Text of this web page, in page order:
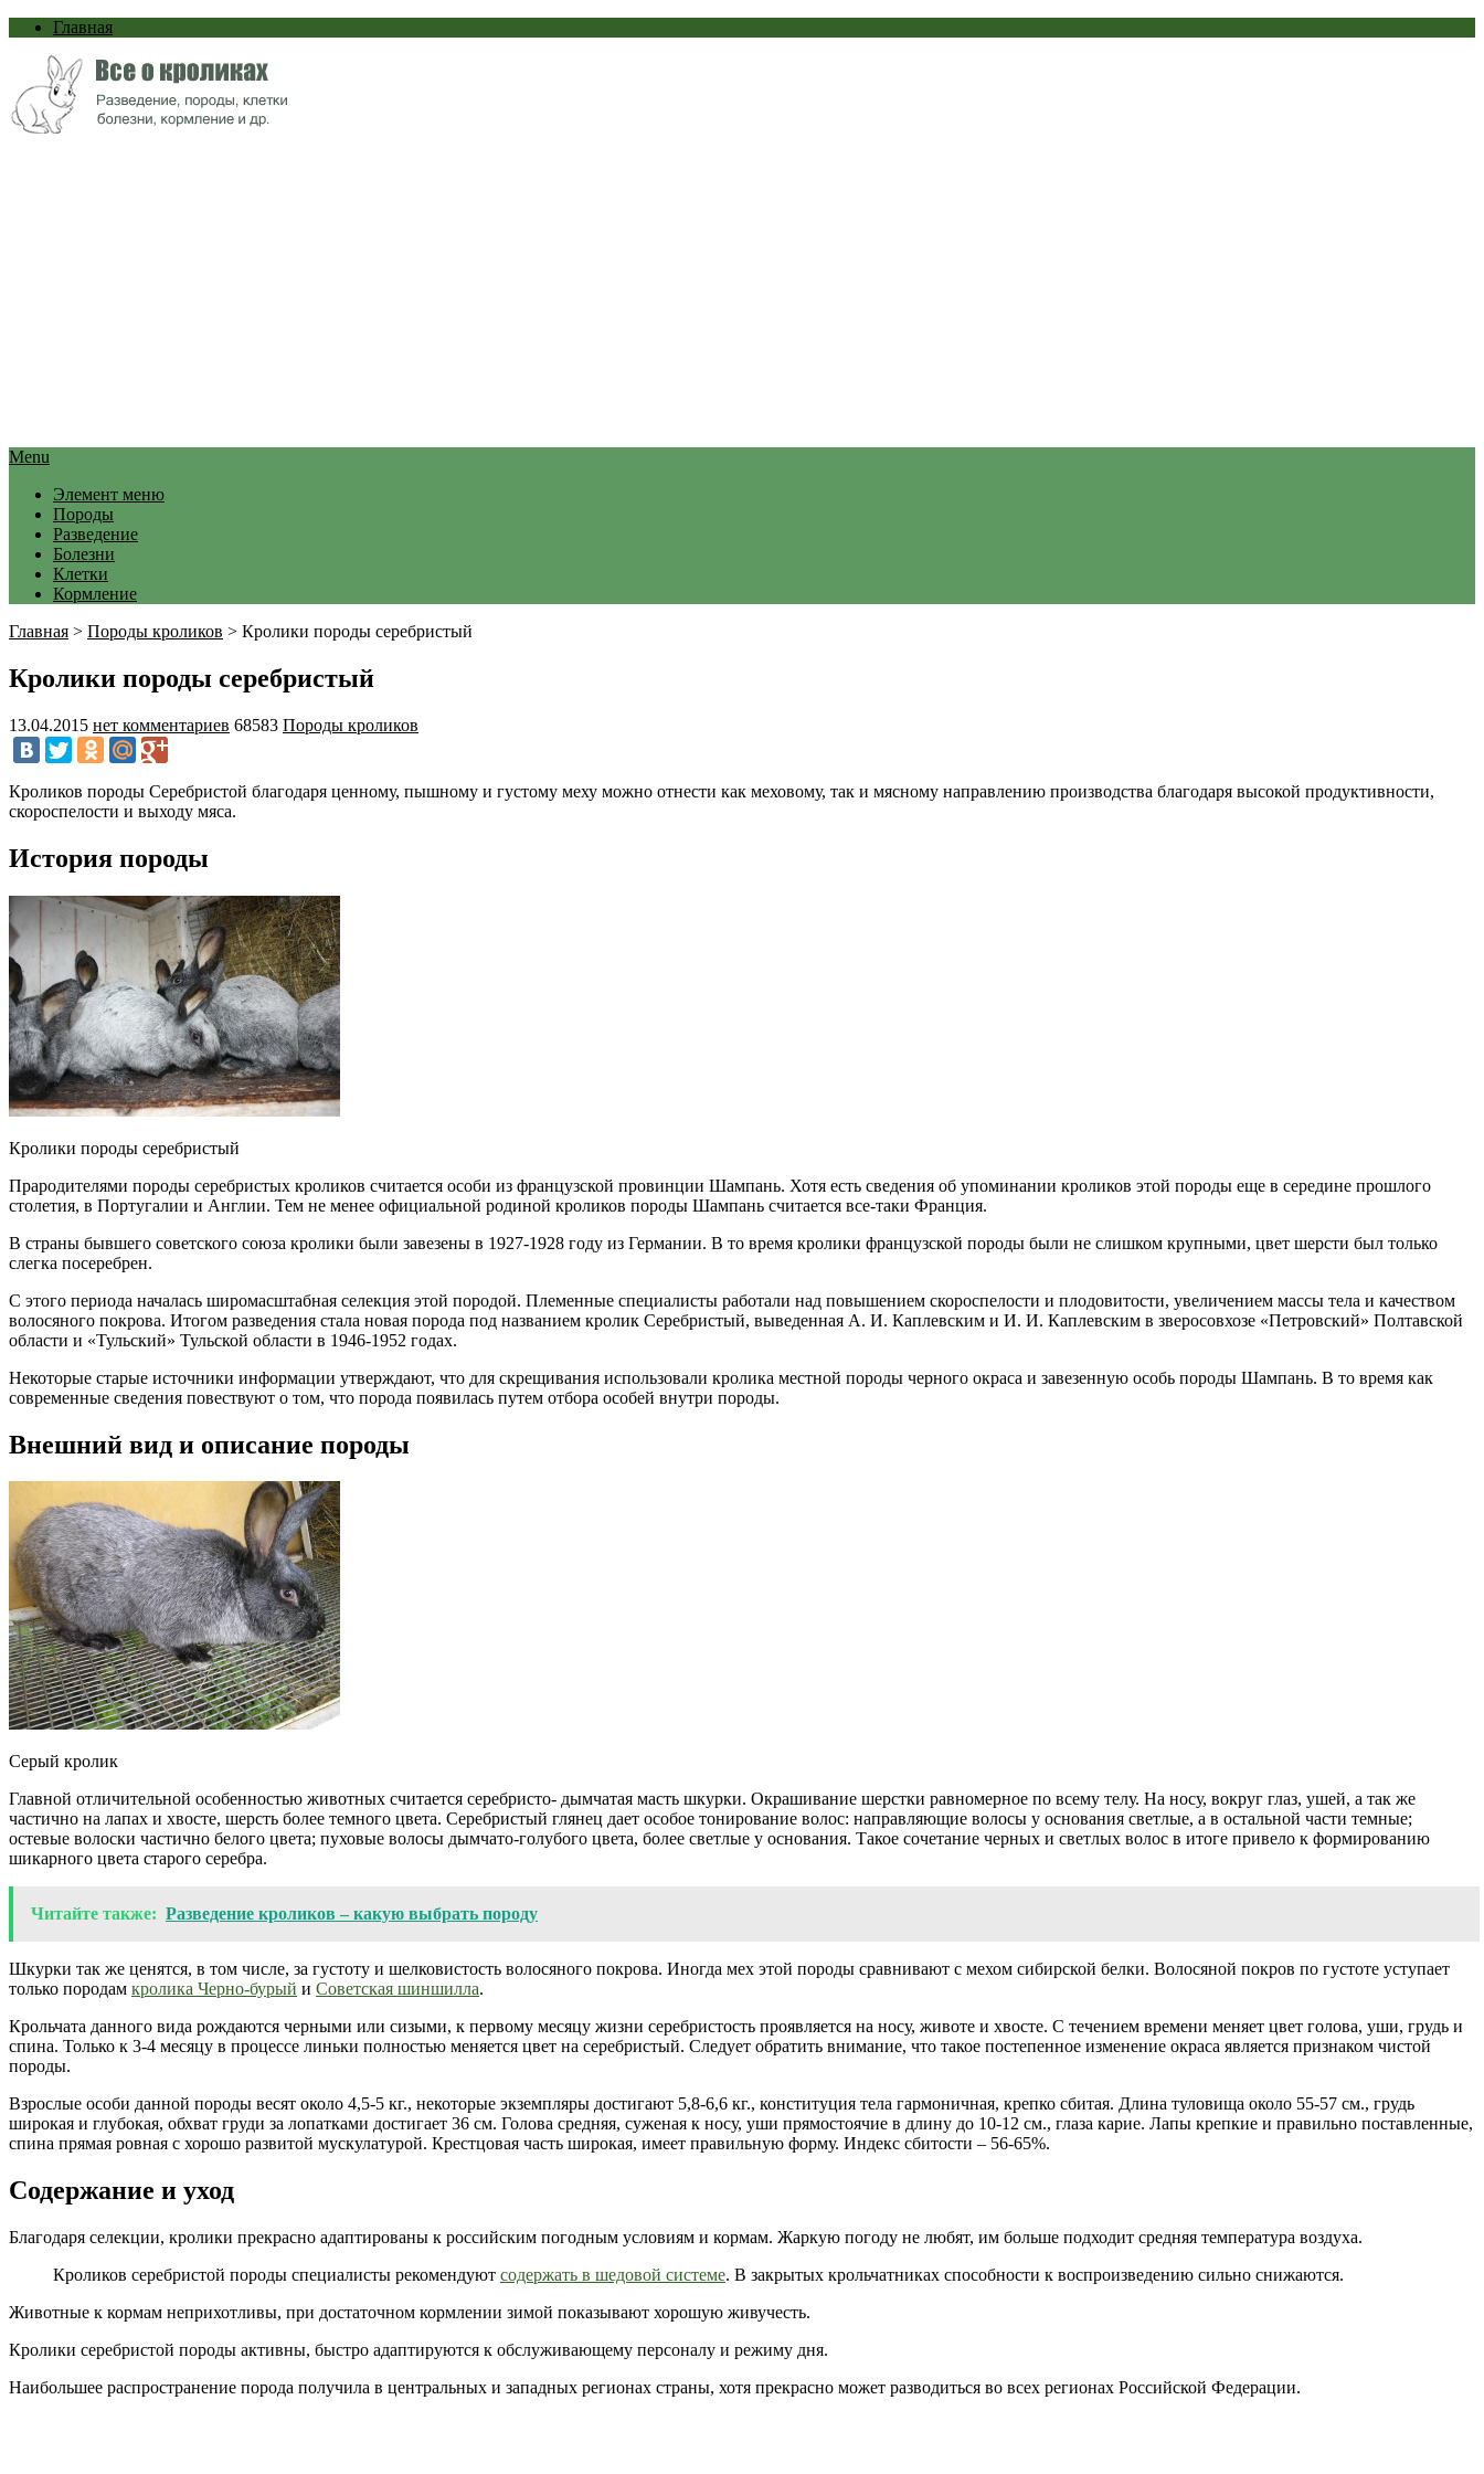
Главная
Menu
Элемент меню
Породы
Разведение
Болезни
Клетки
Кормление
Главная > Породы кроликов > Кролики породы серебристый
Кролики породы серебристый
13.04.2015 нет комментариев 68583 Породы кроликов
Кроликов породы Серебристой благодаря ценному, пышному и густому меху можно отнести как меховому, так и мясному направлению производства благодаря высокой продуктивности,
скороспелости и выходу мяса.
История породы
Кролики породы серебристый
Прародителями породы серебристых кроликов считается особи из французской провинции Шампань. Хотя есть сведения об упоминании кроликов этой породы еще в середине прошлого
столетия, в Португалии и Англии. Тем не менее официальной родиной кроликов породы Шампань считается все-таки Франция.
В страны бывшего советского союза кролики были завезены в 1927-1928 году из Германии. В то время кролики французской породы были не слишком крупными, цвет шерсти был только
слегка посеребрен.
С этого периода началась широмасштабная селекция этой породой. Племенные специалисты работали над повышением скороспелости и плодовитости, увеличением массы тела и качеством
волосяного покрова. Итогом разведения стала новая порода под названием кролик Серебристый, выведенная А. И. Каплевским и И. И. Каплевским в зверосовхозе «Петровский» Полтавской
области и «Тульский» Тульской области в 1946-1952 годах.
Некоторые старые источники информации утверждают, что для скрещивания использовали кролика местной породы черного окраса и завезенную особь породы Шампань. В то время как
современные сведения повествуют о том, что порода появилась путем отбора особей внутри породы.
Внешний вид и описание породы
Серый кролик
Главной отличительной особенностью животных считается серебристо- дымчатая масть шкурки. Окрашивание шерстки равномерное по всему телу. На носу, вокруг глаз, ушей, а так же
частично на лапах и хвосте, шерсть более темного цвета. Серебристый глянец дает особое тонирование волос: направляющие волосы у основания светлые, а в остальной части темные;
остевые волоски частично белого цвета; пуховые волосы дымчато-голубого цвета, более светлые у основания. Такое сочетание черных и светлых волос в итоге привело к формированию
шикарного цвета старого серебра.
Читайте также: Разведение кроликов – какую выбрать породу
Шкурки так же ценятся, в том числе, за густоту и шелковистость волосяного покрова. Иногда мех этой породы сравнивают с мехом сибирской белки. Волосяной покров по густоте уступает
только породам кролика Черно-бурый и Советская шиншилла.
Крольчата данного вида рождаются черными или сизыми, к первому месяцу жизни серебристость проявляется на носу, животе и хвосте. С течением времени меняет цвет голова, уши, грудь и
спина. Только к 3-4 месяцу в процессе линьки полностью меняется цвет на серебристый. Следует обратить внимание, что такое постепенное изменение окраса является признаком чистой
породы.
Взрослые особи данной породы весят около 4,5-5 кг., некоторые экземпляры достигают 5,8-6,6 кг., конституция тела гармоничная, крепко сбитая. Длина туловища около 55-57 см., грудь
широкая и глубокая, обхват груди за лопатками достигает 36 см. Голова средняя, суженая к носу, уши прямостоячие в длину до 10-12 см., глаза карие. Лапы крепкие и правильно поставленные,
спина прямая ровная с хорошо развитой мускулатурой. Крестцовая часть широкая, имеет правильную форму. Индекс сбитости – 56-65%.
Содержание и уход
Благодаря селекции, кролики прекрасно адаптированы к российским погодным условиям и кормам. Жаркую погоду не любят, им больше подходит средняя температура воздуха.
Кроликов серебристой породы специалисты рекомендуют содержать в шедовой системе. В закрытых крольчатниках способности к воспроизведению сильно снижаются.
Животные к кормам неприхотливы, при достаточном кормлении зимой показывают хорошую живучесть.
Кролики серебристой породы активны, быстро адаптируются к обслуживающему персоналу и режиму дня.
Наибольшее распространение порода получила в центральных и западных регионах страны, хотя прекрасно может разводиться во всех регионах Российской Федерации.